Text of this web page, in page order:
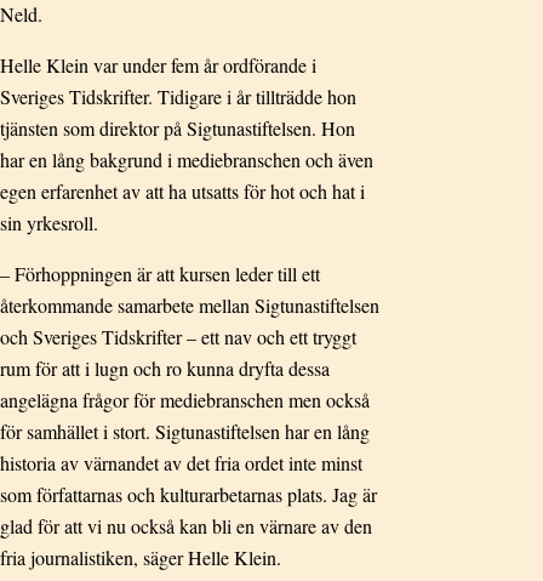
Neld.
Helle Klein var under fem år ordförande i
Sveriges Tidskrifter. Tidigare i år tillträdde hon
tjänsten som direktor på Sigtunastiftelsen. Hon
har en lång bakgrund i mediebranschen och även
egen erfarenhet av att ha utsatts för hot och hat i
sin yrkesroll.
– Förhoppningen är att kursen leder till ett
återkommande samarbete mellan Sigtunastiftelsen
och Sveriges Tidskrifter – ett nav och ett tryggt
rum för att i lugn och ro kunna dryfta dessa
angelägna frågor för mediebranschen men också
för samhället i stort. Sigtunastiftelsen har en lång
historia av värnandet av det fria ordet inte minst
som författarnas och kulturarbetarnas plats. Jag är
glad för att vi nu också kan bli en värnare av den
fria journalistiken, säger Helle Klein.